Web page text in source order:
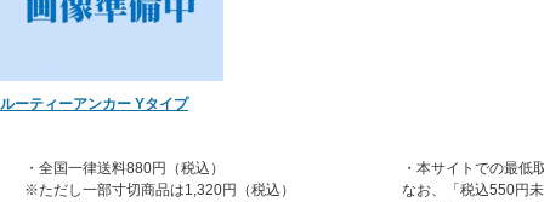
ルーティーアンカー Yタイプ
・全国一律送料880円（税込）
※ただし一部寸切商品は1,320円（税込）
・本サイトでの最低
なお、「税込550円